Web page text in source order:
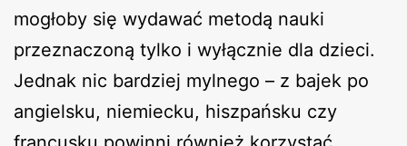
mogłoby się wydawać metodą nauki
przeznaczoną tylko i wyłącznie dla dzieci.
Jednak nic bardziej mylnego – z bajek po
angielsku, niemiecku, hiszpańsku czy